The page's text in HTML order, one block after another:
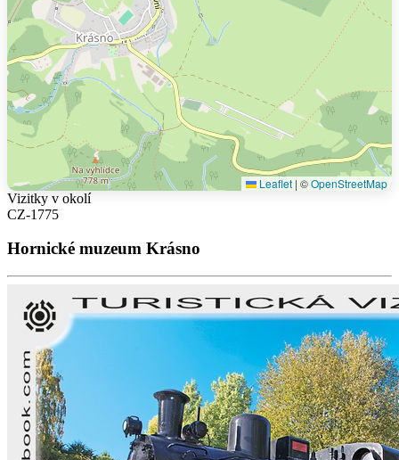
Leaflet | ©OpenStreetMap
Vizitky v okolí
CZ-1775
Hornické muzeum Krásno